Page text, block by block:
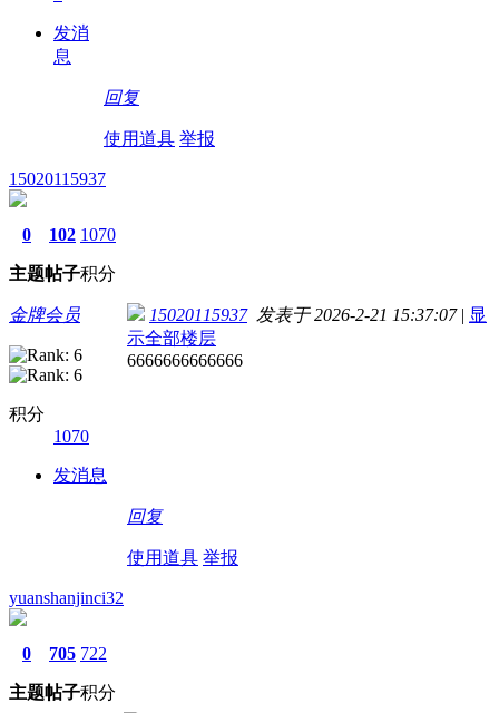
发消
息
回复
使用道具 举报
15020115937
0
主题
102
帖子
1070
积分
金牌会员
积分
1070
发消息
15020115937发表于 2026-2-21 15:37:07 | 显
示全部楼层
6666666666666
回复
使用道具 举报
yuanshanjinci32
0
主题
705
帖子
722
积分